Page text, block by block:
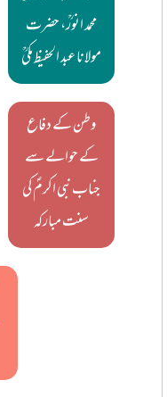
محمد انورؒ، حضرت
مولانا عبد الحفیظ مکیؒ
وطن کے دفاع
کے حوالے سے
جناب نبی اکرمؐ کی
سنت مبارکہ